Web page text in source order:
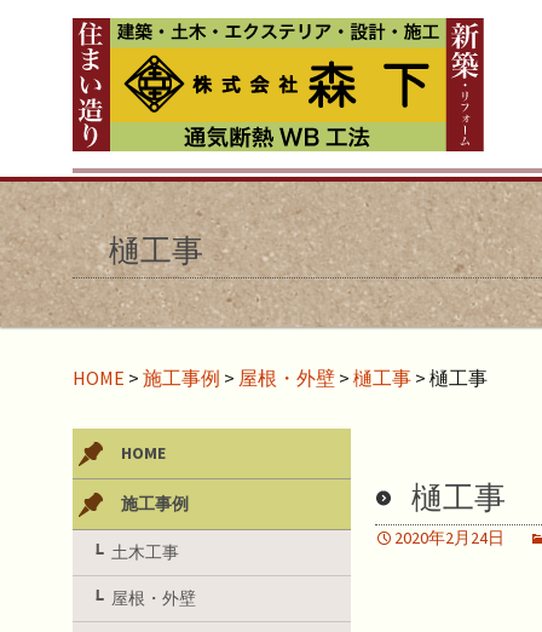
樋工事
HOME > 施工事例 > 屋根・外壁 > 樋工事 > 樋工事
樋工事
2020年2月24日
HOME
施工事例
土木工事
屋根・外壁